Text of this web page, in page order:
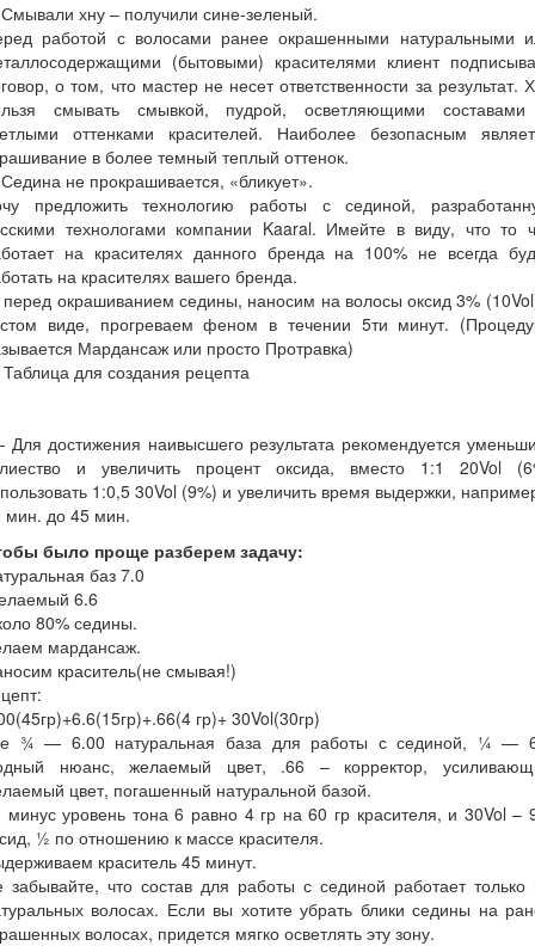
хну – получили сине-зеленый.
работой с волосами ранее окрашенными натуральными
(бытовыми) красителями клиент
о том, что мастер не несет ответственности за результат.
смывать смывкой, пудрой, осветляющими
оттенками красителей. Наиболее безопасным
в более темный теплый оттенок.
не прокрашивается, «бликует».
предложить технологию работы с сединой,
технологами компании Kaaral. Имейте в виду, что то
на красителях данного бренда на 100% не всегда
на красителях вашего бренда.
окрашиванием седины, наносим на волосы оксид 3%
виде, прогреваем феном в течении 5ти минут.
Мардансаж или просто Протравка)
для создания рецепта
достижения наивысшего результата рекомендуется
и увеличить процент оксида, вместо 1:1 20Vol
1:0,5 30Vol (9%) и увеличить время выдержки,
мин. до 45 мин.
было проще разберем задачу:
баз 7.0
6.6
80% седины.
мардансаж.
краситель(не смывая!)
гр)+ 30Vol(30гр)
¾ — 6.00 натуральная база для работы с сединой, ¼ —
нюанс, желаемый цвет, .66 – корректор,
цвет, погашенный натуральной базой.
минус уровень тона 6 равно 4 гр на 60 гр красителя, и 30Vol –
½ по отношению к массе красителя.
краситель 45 минут.
забывайте, что состав для работы с сединой работает только
волосах. Если вы хотите убрать блики седины на
волосах, придется мягко осветлять эту зону.